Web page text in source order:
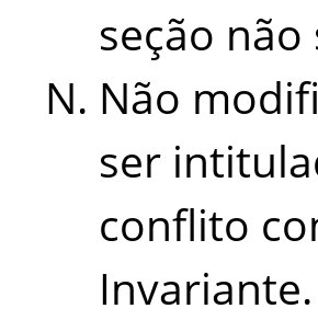
seção
Não
ser
conflito
Invariante.